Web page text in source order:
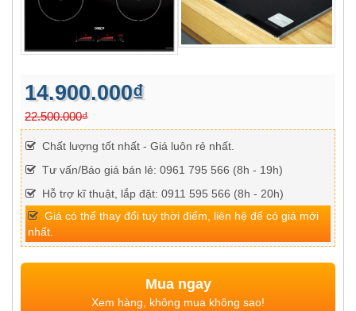
14.900.000₫
22.500.000₫
Chất lượng tốt nhất - Giá luôn rẻ nhất.
Tư vấn/Báo giá bán lẻ: 0961 795 566 (8h - 19h)
Hỗ trợ kĩ thuật, lắp đặt: 0911 595 566 (8h - 20h)
Giá có thể thay đổi tuỳ thời điểm, liên hệ để có giá mới
nhất.
Mua ngay
Xem hàng, không mua không sao!